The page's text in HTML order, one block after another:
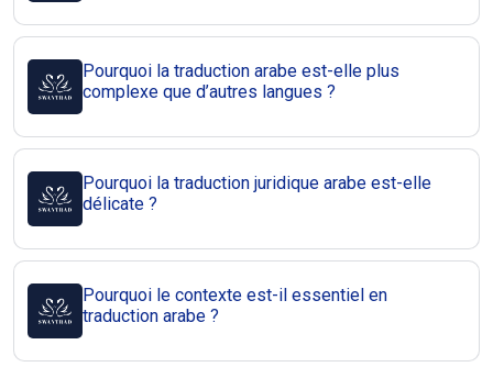
Pourquoi la traduction arabe est-elle plus
complexe que d’autres langues ?
Pourquoi la traduction juridique arabe est-elle
délicate ?
Pourquoi le contexte est-il essentiel en
traduction arabe ?